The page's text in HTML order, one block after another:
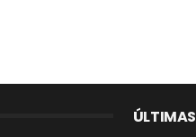
ÚLTIMAS